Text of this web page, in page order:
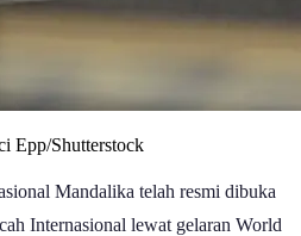
Epp/Shutterstock
Mandalika telah resmi dibuka
Internasional lewat gelaran World